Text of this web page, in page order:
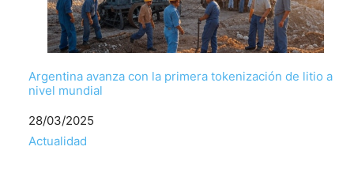
Argentina avanza con la primera tokenización de litio a
nivel mundial
Fecha
28/03/2025
Respecto a
Actualidad